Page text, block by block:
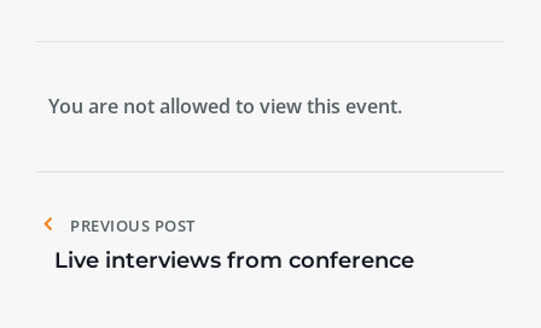
You are not allowed to view this event.
PREVIOUS POST
Live interviews from conference